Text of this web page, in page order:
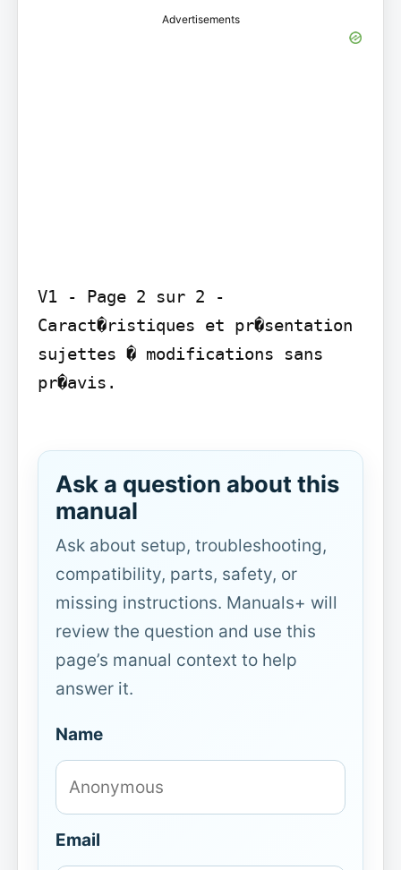
Advertisements
V1 - Page 2 sur 2 -
Caract�ristiques et pr�sentation
sujettes � modifications sans
pr�avis.
Ask a question about this
manual
Ask about setup, troubleshooting,
compatibility, parts, safety, or
missing instructions. Manuals+ will
review the question and use this
page’s manual context to help
answer it.
Name
Email